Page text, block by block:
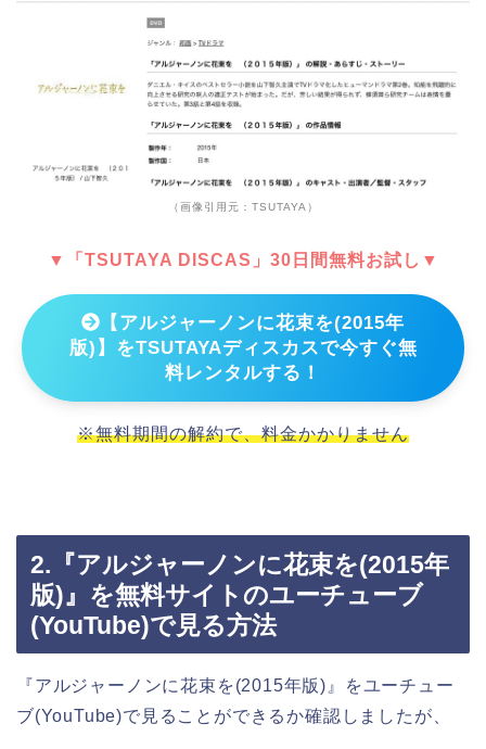
（画像引用元：TSUTAYA）
▼「TSUTAYA DISCAS」30日間無料お試し▼
【アルジャーノンに花束を(2015年
版)】をTSUTAYAディスカスで今すぐ無
料レンタルする！
※無料期間の解約で、料金かかりません
2.『アルジャーノンに花束を(2015年
版)』を無料サイトのユーチューブ
(YouTube)で見る方法
『アルジャーノンに花束を(2015年版)』をユーチュー
ブ(YouTube)で見ることができるか確認しましたが、